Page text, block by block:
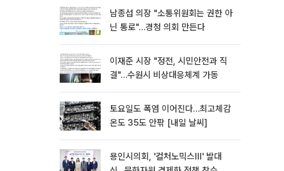
남종섭 의장 "소통위원회는 권한 아
닌 통로"…경청 의회 만든다
이재준 시장 "정전, 시민안전과 직
결"…수원시 비상대응체계 가동
토요일도 폭염 이어진다…최고체감
온도 35도 안팎 [내일 날씨]
용인시의회, '컬처노믹스Ⅲ' 발대